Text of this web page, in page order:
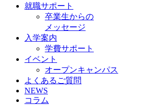
就職サポート
卒業生からの
メッセージ
入学案内
学費サポート
イベント
オープンキャンパス
よくあるご質問
NEWS
コラム